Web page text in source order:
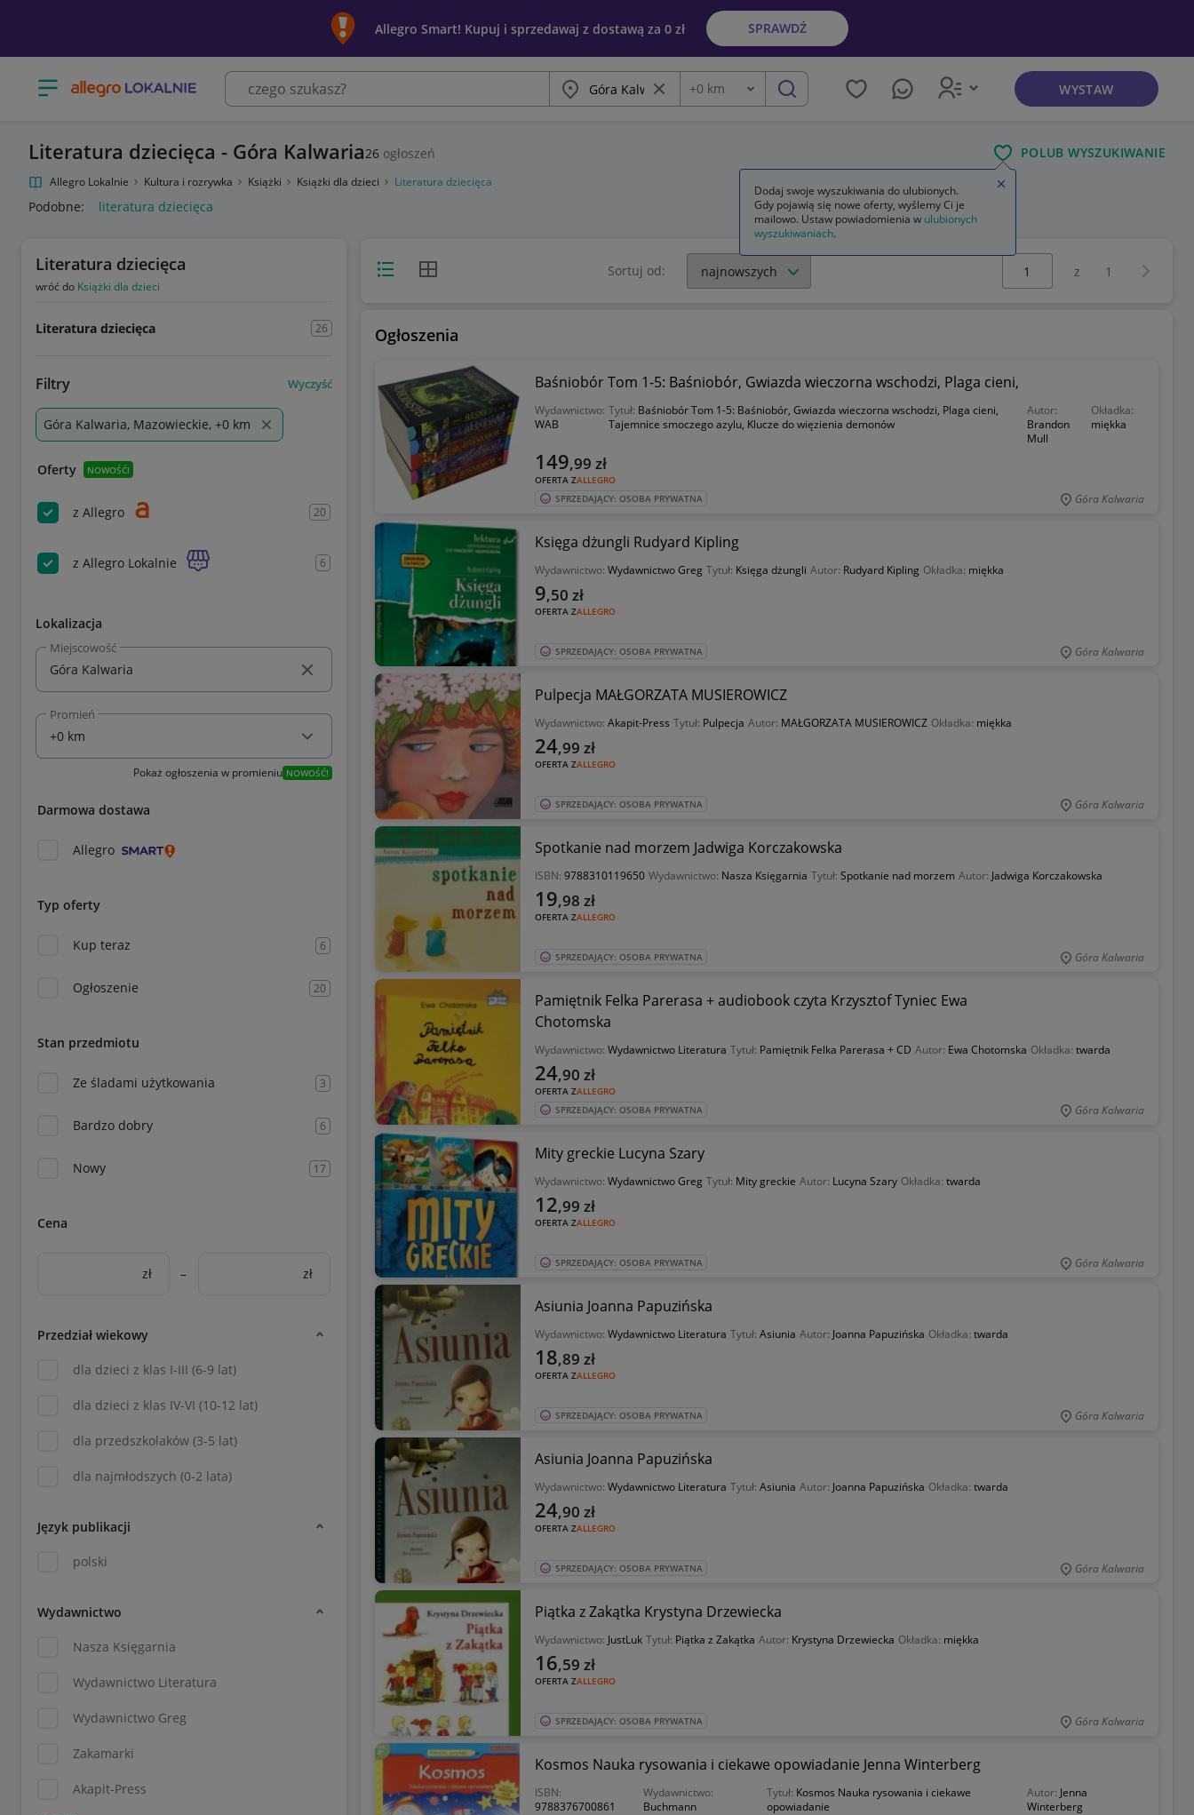
Allegro Smart! Kupuj i sprzedawaj z dostawą za 0 zł SPRAWDŹ
Otwórz menu z kategoriami Miasto Wyczyść frazę
Odległość
+0 km szukaj WYSTAW
Literatura dziecięca - Góra Kalwaria26 ogłoszeń POLUB WYSZUKIWANIE
Allegro Lokalnie Kultura i rozrywka Książki Książki dla dzieci Literatura dziecięca
Podobne: literatura dziecięca
Literatura dziecięca
wróć do Książki dla dzieci
Literatura dziecięca 26
Filtry Wyczyść
Góra Kalwaria, Mazowieckie, +0 km
Oferty NOWOŚĆ!
z Allegro 20
z Allegro Lokalnie 6
Lokalizacja
Miejscowość
Promień
Pokaż ogłoszenia w promieniu NOWOŚĆ!
Darmowa dostawa
Allegro
Typ oferty
Kup teraz 6
Ogłoszenie 20
Stan przedmiotu
Ze śladami użytkowania 3
Bardzo dobry 6
Nowy 17
Cena
zł – zł
Przedział wiekowy
dla dzieci z klas I-III (6-9 lat)
dla dzieci z klas IV-VI (10-12 lat)
dla przedszkolaków (3-5 lat)
dla najmłodszych (0-2 lata)
Język publikacji
polski
Wydawnictwo
Nasza Księgarnia
Wydawnictwo Literatura
Wydawnictwo Greg
Zakamarki
Akapit-Press
Widok listyWidok siatki Sortuj od:
Wybierz stronę:
z 1
Ogłoszenia
Baśniobór Tom 1-5: Baśniobór, Gwiazda wieczorna wschodzi, Plaga cieni,
Wydawnictwo:
WAB
Tytuł: Baśniobór Tom 1-5: Baśniobór, Gwiazda wieczorna wschodzi, Plaga cieni,
Tajemnice smoczego azylu, Klucze do więzienia demonów
Autor:
Brandon
Mull
Okładka:
miękka
OFERTA ZALLEGRO
149,99 zł
SPRZEDAJĄCY: OSOBA PRYWATNA Góra Kalwaria
Księga dżungli Rudyard Kipling
Wydawnictwo: Wydawnictwo Greg Tytuł: Księga dżungli Autor: Rudyard Kipling Okładka: miękka
OFERTA ZALLEGRO
9,50 zł
SPRZEDAJĄCY: OSOBA PRYWATNA Góra Kalwaria
Pulpecja MAŁGORZATA MUSIEROWICZ
Wydawnictwo: Akapit-Press Tytuł: Pulpecja Autor: MAŁGORZATA MUSIEROWICZ Okładka: miękka
OFERTA ZALLEGRO
24,99 zł
SPRZEDAJĄCY: OSOBA PRYWATNA Góra Kalwaria
Spotkanie nad morzem Jadwiga Korczakowska
ISBN: 9788310119650 Wydawnictwo: Nasza Księgarnia Tytuł: Spotkanie nad morzem Autor: Jadwiga Korczakowska
OFERTA ZALLEGRO
19,98 zł
SPRZEDAJĄCY: OSOBA PRYWATNA Góra Kalwaria
Pamiętnik Felka Parerasa + audiobook czyta Krzysztof Tyniec Ewa
Chotomska
Wydawnictwo: Wydawnictwo Literatura Tytuł: Pamiętnik Felka Parerasa + CD Autor: Ewa Chotomska Okładka: twarda
OFERTA ZALLEGRO
24,90 zł
SPRZEDAJĄCY: OSOBA PRYWATNA Góra Kalwaria
Mity greckie Lucyna Szary
Wydawnictwo: Wydawnictwo Greg Tytuł: Mity greckie Autor: Lucyna Szary Okładka: twarda
OFERTA ZALLEGRO
12,99 zł
SPRZEDAJĄCY: OSOBA PRYWATNA Góra Kalwaria
Asiunia Joanna Papuzińska
Wydawnictwo: Wydawnictwo Literatura Tytuł: Asiunia Autor: Joanna Papuzińska Okładka: twarda
OFERTA ZALLEGRO
18,89 zł
SPRZEDAJĄCY: OSOBA PRYWATNA Góra Kalwaria
Asiunia Joanna Papuzińska
Wydawnictwo: Wydawnictwo Literatura Tytuł: Asiunia Autor: Joanna Papuzińska Okładka: twarda
OFERTA ZALLEGRO
24,90 zł
SPRZEDAJĄCY: OSOBA PRYWATNA Góra Kalwaria
Piątka z Zakątka Krystyna Drzewiecka
Wydawnictwo: JustLuk Tytuł: Piątka z Zakątka Autor: Krystyna Drzewiecka Okładka: miękka
OFERTA ZALLEGRO
16,59 zł
SPRZEDAJĄCY: OSOBA PRYWATNA Góra Kalwaria
Kosmos Nauka rysowania i ciekawe opowiadanie Jenna Winterberg
ISBN:
9788376700861
Wydawnictwo:
Buchmann
Tytuł: Kosmos Nauka rysowania i ciekawe
opowiadanie
Autor: Jenna
Winterberg
Dodaj swoje wyszukiwania do ulubionych.
Gdy pojawią się nowe oferty, wyślemy Ci je
mailowo. Ustaw powiadomienia w ulubionych
wyszukiwaniach.
Zamknij wskazówkę